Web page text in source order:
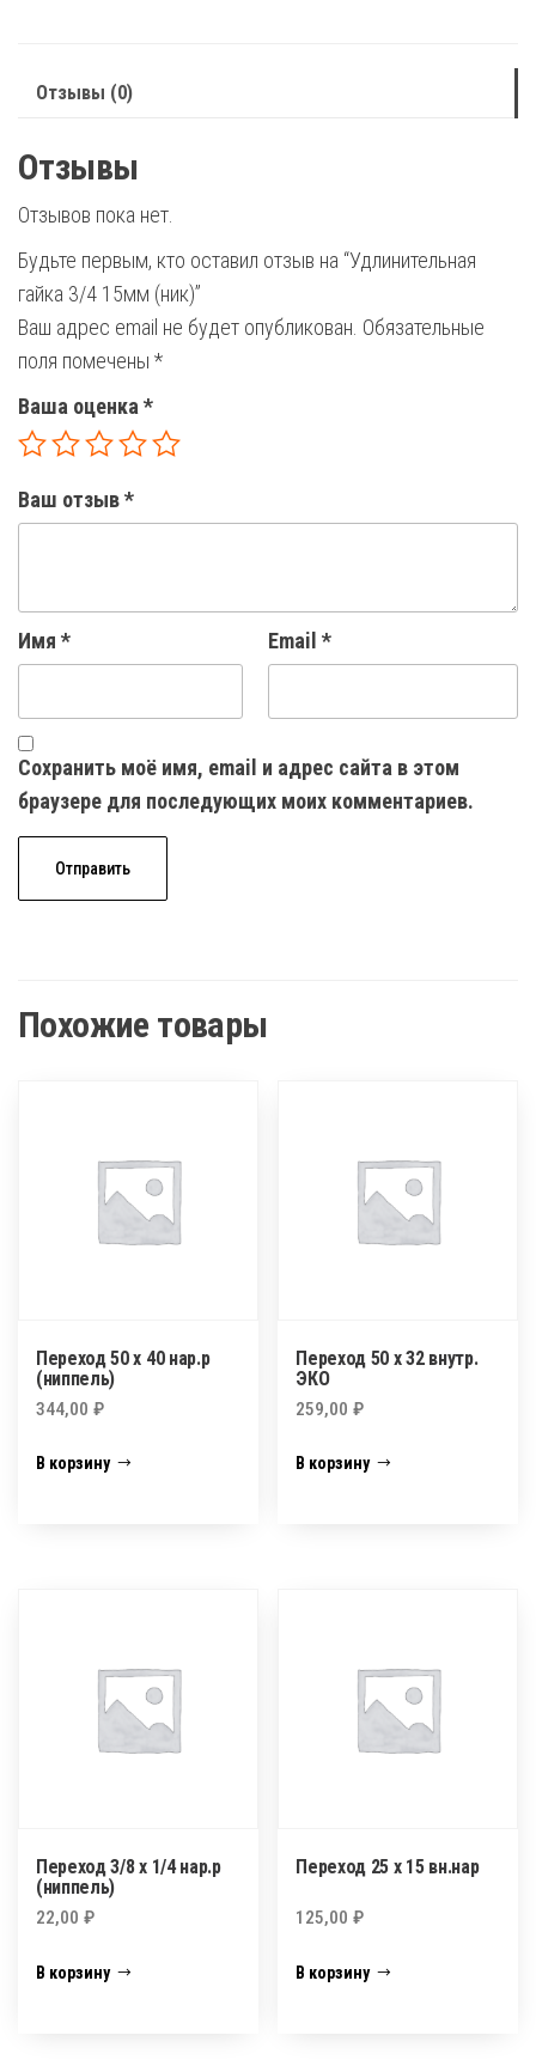
Отзывы (0)
Отзывы
Отзывов пока нет.
Будьте первым, кто оставил отзыв на “Удлинительная
гайка 3/4 15мм (ник)”
Ваш адрес email не будет опубликован. Обязательные
поля помечены *
Ваша оценка *
Ваш отзыв*
Имя * Email *
Сохранить моё имя, email и адрес сайта в этом
браузере для последующих моих комментариев.
Похожие товары
Переход 50 х 40 нар.р
(ниппель)
344,00 ₽
В корзину
Переход 50 х 32 внутр.
ЭКО
259,00₽
В корзину
Переход 3/8 х 1/4 нар.р
(ниппель)
22,00 ₽
В корзину
Переход 25 х 15 вн.нар
125,00₽
В корзину